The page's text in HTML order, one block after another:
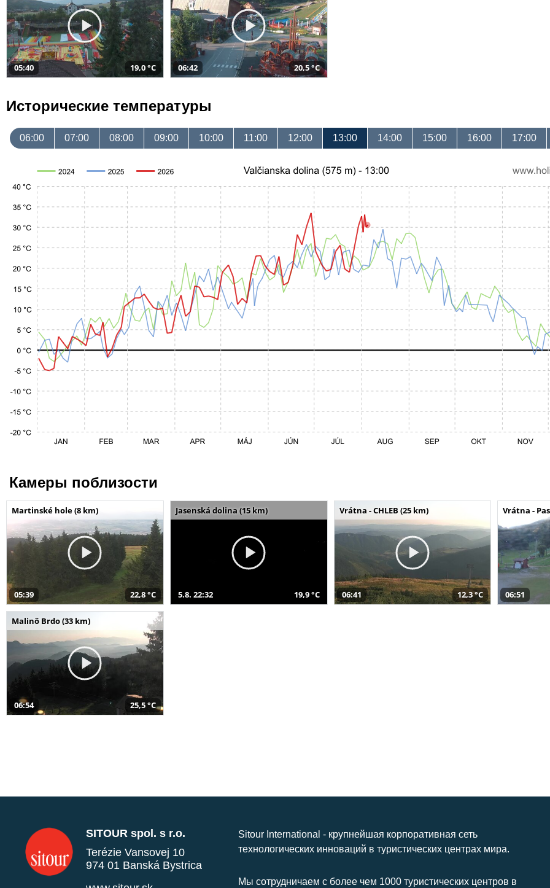
05:40 19,0 °C 06:42 20,5 °C
Исторические температуры
06:00 07:00 08:00 09:00 10:00 11:00 12:00 13:00 14:00 15:00 16:00 17:00
Камеры поблизости
Martinské hole (8 km)
05:39 22,8 °C
Jasenská dolina (15 km)
5.8. 22:32 19,9 °C
Vrátna - CHLEB (25 km)
06:41 12,3 °C
Vrátna -
06:51
Malinô Brdo (33 km)
06:54 25,5 °C
SITOUR spol. s r.o.
Terézie Vansovej 10
974 01 Banská Bystrica
Sitour International - крупнейшая корпоративная сеть
технологических инноваций в туристических центрах мира.
Мы сотрудничаем с более чем 1000 туристических центров в